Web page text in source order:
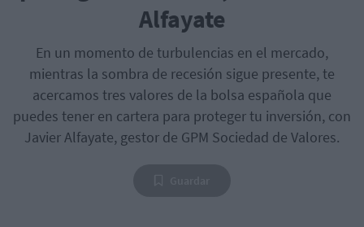
Alfayate
En un momento de turbulencias en el mercado,
mientras la sombra de recesión sigue presente, te
acercamos tres valores de la bolsa española que
puedes tener en cartera para proteger tu inversión, con
Javier Alfayate, gestor de GPM Sociedad de Valores.